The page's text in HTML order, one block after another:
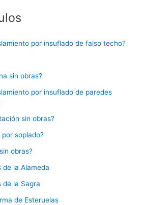
por insuflado de falso techo?
sin obras?
por insuflado de paredes
sin obras?
por soplado?
obras?
de la Alameda
de la Sagra
de Esteruelas